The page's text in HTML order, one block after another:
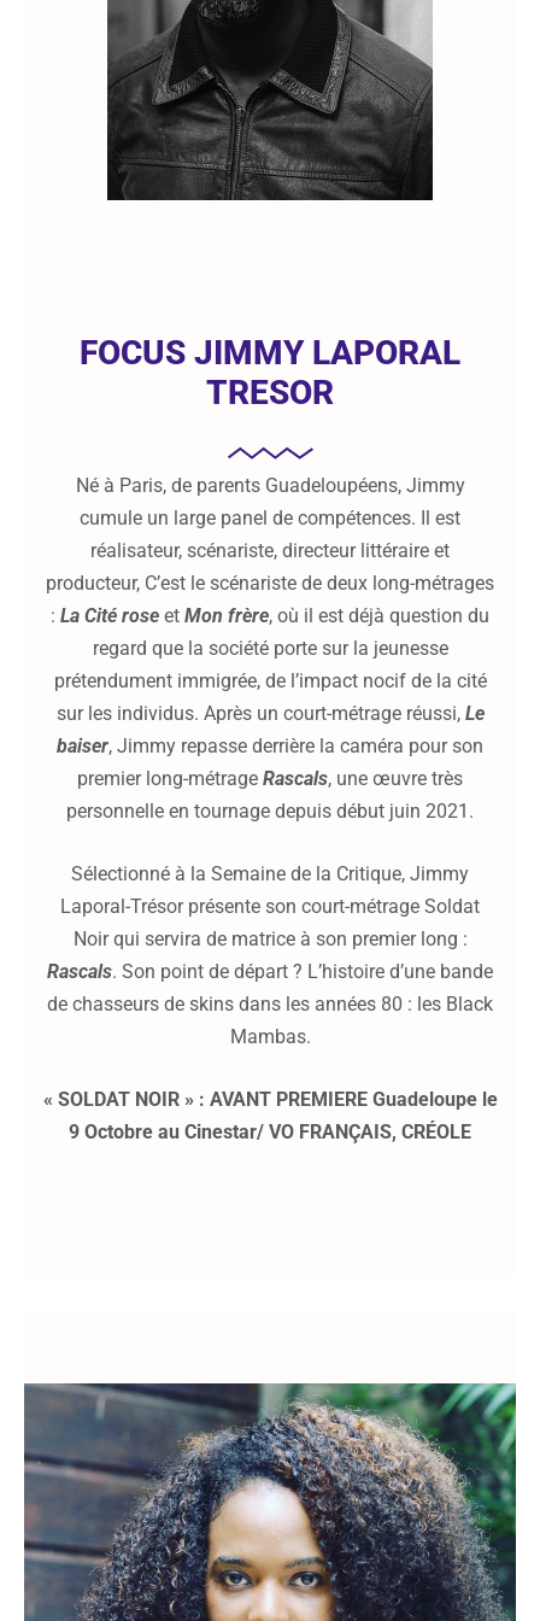
FOCUS JIMMY LAPORAL
TRESOR
Né à Paris, de parents Guadeloupéens, Jimmy
cumule un large panel de compétences. Il est
réalisateur, scénariste, directeur littéraire et
producteur, C’est le scénariste de deux long-métrages
: La Cité rose et Mon frère, où il est déjà question du
regard que la société porte sur la jeunesse
prétendument immigrée, de l’impact nocif de la cité
sur les individus. Après un court-métrage réussi, Le
baiser, Jimmy repasse derrière la caméra pour son
premier long-métrage Rascals, une œuvre très
personnelle en tournage depuis début juin 2021.
Sélectionné à la Semaine de la Critique, Jimmy
Laporal-Trésor présente son court-métrage Soldat
Noir qui servira de matrice à son premier long :
Rascals. Son point de départ ? L’histoire d’une bande
de chasseurs de skins dans les années 80 : les Black
Mambas.
« SOLDAT NOIR » : AVANT PREMIERE Guadeloupe le
9 Octobre au Cinestar/ VO FRANÇAIS, CRÉOLE